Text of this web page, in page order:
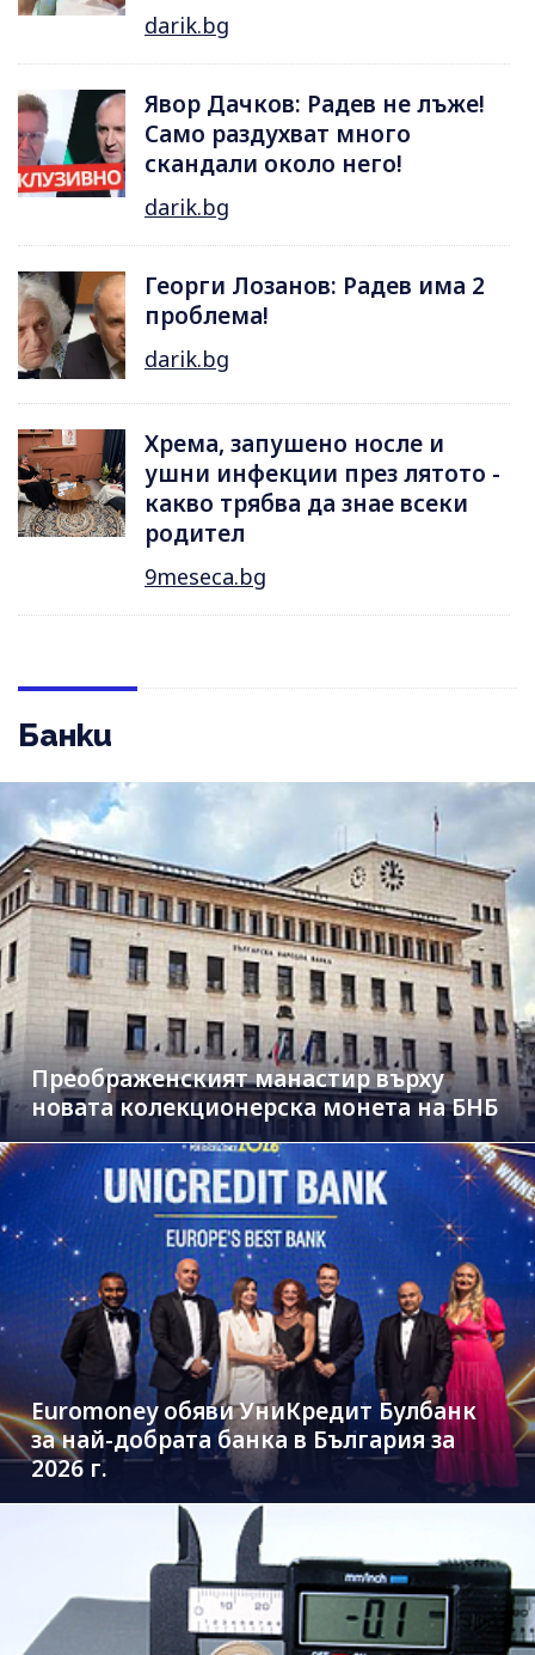
darik.bg
Явор Дачков: Радев не лъже!
Само раздухват много
скандали около него!
darik.bg
Георги Лозанов: Радев има 2
проблема!
darik.bg
Хрема, запушено носле и
ушни инфекции през лятотo -
какво трябва да знае всеки
родител
9meseca.bg
Банки
Преображенският манастир върху
новата колекционерска монета на БНБ
Euromoney обяви УниКредит Булбанк
за най-добрата банка в България за
2026 г.